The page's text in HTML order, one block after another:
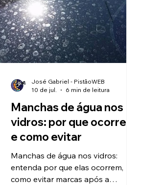
Manchas de água nos
vidros: por que ocorrem
e como evitar
Manchas de água nos vidros:
entenda por que elas ocorrem,
como evitar marcas após a
José Gabriel - PistãoWEB
10 de jul.
6 min de leitura